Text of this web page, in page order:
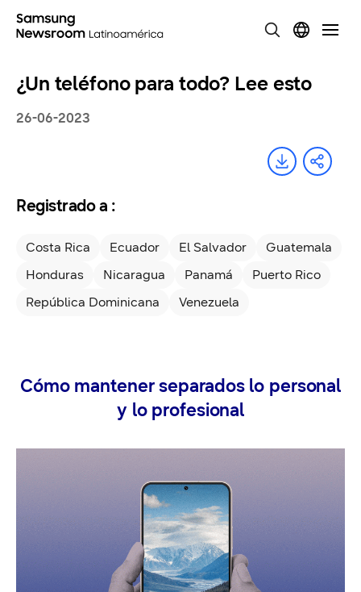
¿Un teléfono para todo? Lee esto
26-06-2023
Registrado a :
Costa Rica Ecuador El Salvador
Guatemala
Honduras
Nicaragua Panamá
Puerto Rico
República Dominicana
Venezuela
Cómo mantener separados lo personal
y lo profesional